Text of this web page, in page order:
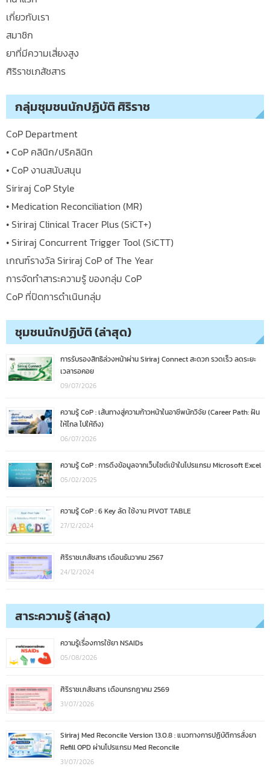
เกี่ยวกับเรา
สมาชิก
ยาที่มีความเสี่ยงสูง
ศิริราชเภสัชสาร
กลุ่มชุมชนนักปฏิบัติ ศิริราช
CoP Department
• CoP คลินิก/ปริคลินิก
• CoP งานสนับสนุน
Siriraj CoP Style
• Medication Reconciliation (MR)
• Siriraj Clinical Tracer Plus (SiCT+)
• Siriraj Concurrent Trigger Tool (SiCTT)
เกณฑ์รางวัล Siriraj CoP of The Year
การจัดทำสาระความรู้ ของกลุ่ม CoP
CoP ที่ปิดการดำเนินกลุ่ม
ชุมชนนักปฏิบัติ (ล่าสุด)
การรับรองสิทธิล่วงหน้าผ่าน Siriraj Connect สะดวก รวดเร็ว ลดระยะ
เวลารอคอย
09/07/2026
ความรู้ CoP : เส้นทางสู่ความก้าวหน้าในอาชีพนักวิจัย (Career Path: ฝัน
ให้ไกล ไปให้ถึง)
06/07/2026
ความรู้ CoP : การดึงข้อมูลจากเว็บไซต์เข้าในโปรแกรม Microsoft Excel
05/02/2025
ความรู้ CoP : 6 Key ลัด ใช้งาน PIVOT TABLE
27/12/2024
ศิริราชเภสัชสาร เดือนธันวาคม 2567
24/12/2024
สาระความรู้ (ล่าสุด)
ความรู้เรื่องการใช้ยา NSAIDs
05/08/2026
ศิริราชเภสัชสาร เดือนกรกฎาคม 2569
31/07/2026
Siriraj Med Reconcile Version 13.0.8 : แนวทางการปฏิบัติการสั่งยา
Refill OPD ผ่านโปรแกรม Med Reconcile
31/07/2026